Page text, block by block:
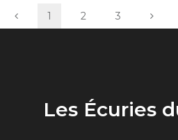
1 2 3
Les Écuries